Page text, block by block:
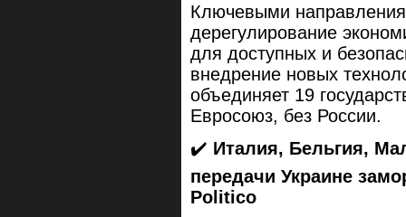
Ключевыми
дерегулирование
для доступных и
внедрение новых
объединяет 19
Евросоюз, без России.
✔️ Италия, Бельгия,
передачи Украине
Politico